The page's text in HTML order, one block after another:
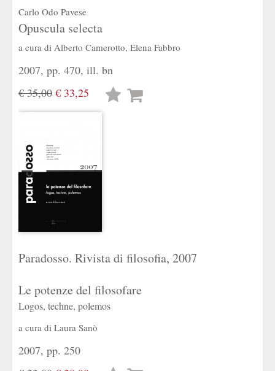
Carlo Odo Pavese
Opuscula selecta
a cura di Alberto Camerotto, Elena Fabbro
2007, pp. 470, ill. bn
€ 35,00 € 33,25
Lista
Paradosso. Rivista di filosofia, 2007
Le potenze del filosofare
Logos, techne, polemos
a cura di Laura Sanò
2007, pp. 250